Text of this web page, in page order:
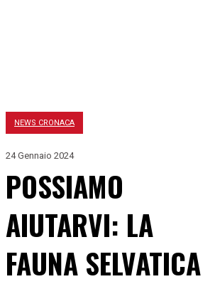
NEWS CRONACA
24 Gennaio 2024
POSSIAMO
AIUTARVI: LA
FAUNA SELVATICA